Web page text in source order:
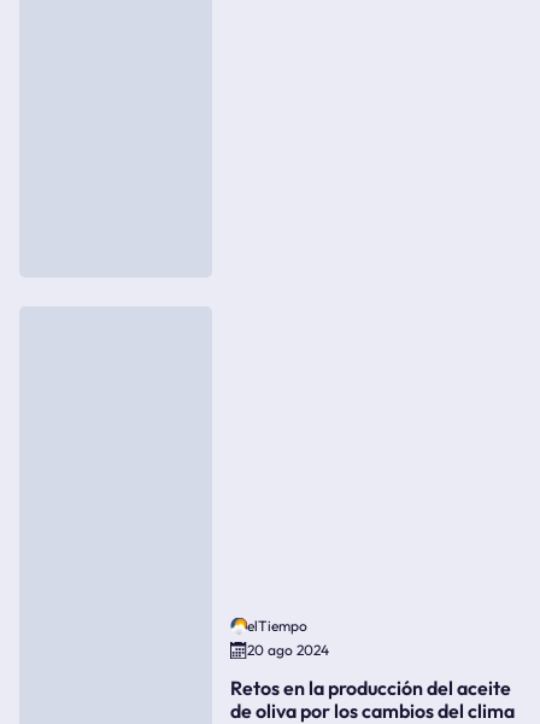
elTiempo
20 ago 2024
Retos en la producción del aceite
de oliva por los cambios del clima